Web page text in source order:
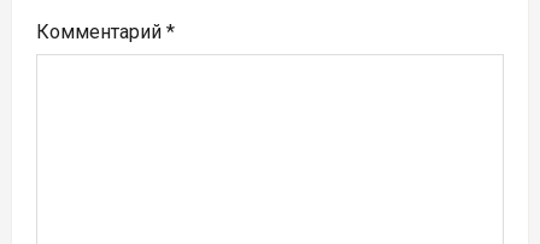
о
Комментарий *